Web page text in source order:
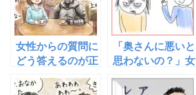
女性からの質問に
どう答えるのが正
「奥さんに悪いと
思わないの？」女
正しい反応は？